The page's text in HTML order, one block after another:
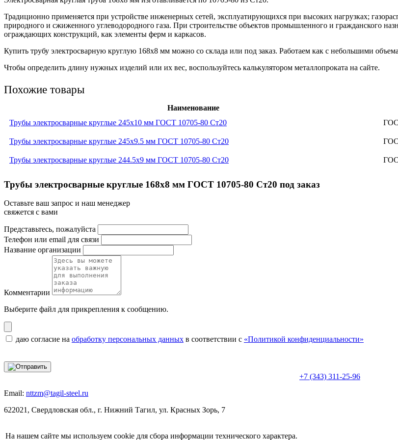
Традиционно применяется при устройстве инженерных сетей, эксплуатирующихся при высоких нагрузках;
природного и сжиженного углеводородного газа. При строительстве объектов промышленного и гражданского
ограждающих конструкций, как элементы ферм и каркасов.
Купить трубу электросварную круглую 168х8 мм можно со склада или под заказ. Работаем как с небольшими
Чтобы определить длину нужных изделий или их вес, воспользуйтесь калькулятором металлопроката на сайте.
Похожие товары
Наименование
Трубы электросварные круглые 245x10 мм ГОСТ 10705-80 Ст20
Трубы электросварные круглые 245x9.5 мм ГОСТ 10705-80 Ст20
Трубы электросварные круглые 244.5x9 мм ГОСТ 10705-80 Ст20
Трубы электросварные круглые 168x8 мм ГОСТ 10705-80 Ст20 под заказ
Оставьте ваш запрос и наш менеджер
свяжется с вами
Представьтесь, пожалуйста
Телефон или email для связи
Название организации
Комментарии
Выберите файл для прикрепления к сообщению.
даю согласие на обработку персональных данных в соответствии с «Политикой конфиденциальности»
+7 (343) 311-25-96
Email: nttzm@tagil-steel.ru
622021, Свердловская обл., г. Нижний Тагил, ул. Красных Зорь, 7
На нашем сайте мы используем cookie для сбора информации технического характера.